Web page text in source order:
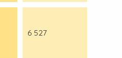
6 527